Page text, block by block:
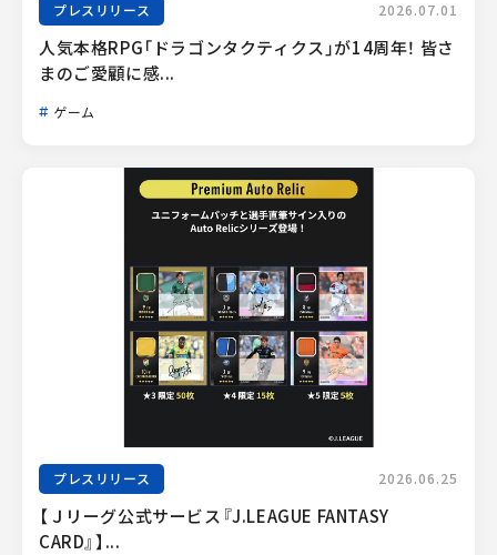
プレスリリース 2026.07.01
人気本格RPG「ドラゴンタクティクス」が14周年！ 皆さ
まのご愛顧に感...
ゲーム
プレスリリース 2026.06.25
【Ｊリーグ公式サービス『J.LEAGUE FANTASY
CARD』】...